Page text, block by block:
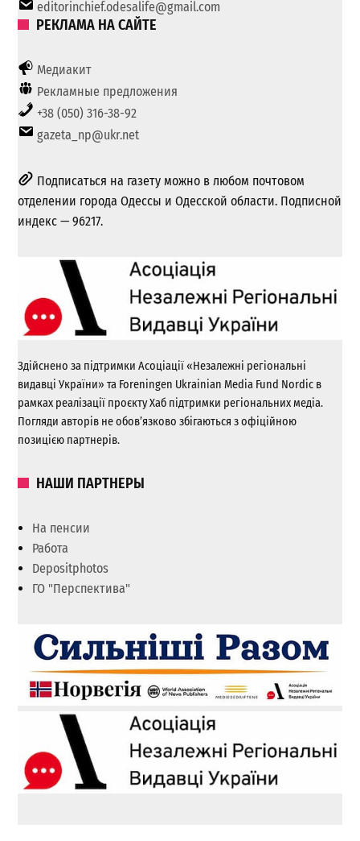
editorinchief.odesalife@gmail.com
РЕКЛАМА НА САЙТЕ
Медиакит
Рекламные предложения
+38 (050) 316-38-92
gazeta_np@ukr.net
Подписаться на газету можно в любом почтовом
отделении города Одессы и Одесской области. Подписной
индекс — 96217.
Здійснено за підтримки Асоціації «Незалежні регіональні
видавці України» та Foreningen Ukrainian Media Fund Nordic в
рамках реалізації проєкту Хаб підтримки регіональних медіа.
Погляди авторів не обов’язково збігаються з офіційною
позицією партнерів.
НАШИ ПАРТНЕРЫ
На пенсии
Работа
Depositphotos
ГО "Перспектива"